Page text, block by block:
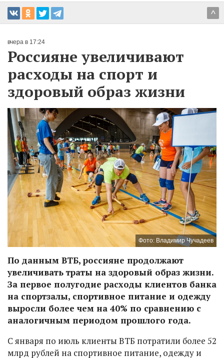
^
вчера в 17:24
Россияне увеличивают
расходы на спорт и
здоровый образ жизни
Фото: Владимир Чучадеев
По данным ВТБ, россияне продолжают
увеличивать траты на здоровый образ жизни.
За первое полугодие расходы клиентов банка
на спортзалы, спортивное питание и одежду
выросли более чем на 40% по сравнению с
аналогичным периодом прошлого года.
С января по июль клиенты ВТБ потратили более 52
млрд рублей на спортивное питание, одежду и